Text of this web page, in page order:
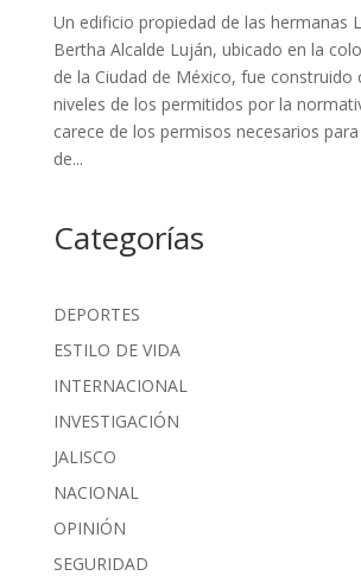
Un edificio propiedad de las hermanas
Bertha Alcalde Luján, ubicado en la
de la Ciudad de México, fue construido
niveles de los permitidos por la
carece de los permisos necesarios
de...
Categorías
DEPORTES
ESTILO DE VIDA
INTERNACIONAL
INVESTIGACIÓN
JALISCO
NACIONAL
OPINIÓN
SEGURIDAD